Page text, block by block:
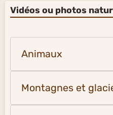
Vidéos ou photos
Animaux
Montagnes et